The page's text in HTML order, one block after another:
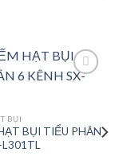
wishlist
BỤI
BỤI TIỂU PHÂN
L301TL